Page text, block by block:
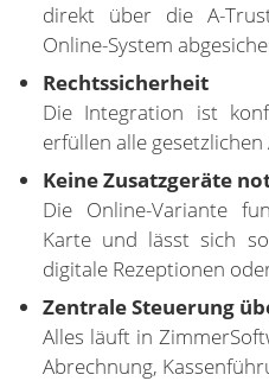
direkt über die A-
Online-System
Rechtssicherheit
Die Integration ist
erfüllen alle
Keine Zusatzgeräte
Die Online-Variante
Karte und lässt sich
digitale Rezeptionen
Zentrale Steuerung
Alles läuft in
Abrechnung,